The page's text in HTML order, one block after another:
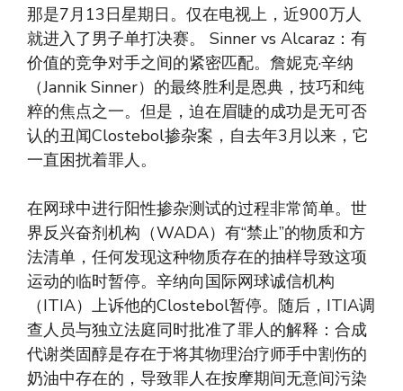
那是7月13日星期日。仅在电视上，近900万人
就进入了男子单打决赛。 Sinner vs Alcaraz：有
价值的竞争对手之间的紧密匹配。詹妮克·辛纳
（Jannik Sinner）的最终胜利是恩典，技巧和纯
粹的焦点之一。但是，迫在眉睫的成功是无可否
认的丑闻Clostebol掺杂案，自去年3月以来，它
一直困扰着罪人。
在网球中进行阳性掺杂测试的过程非常简单。世
界反兴奋剂机构（WADA）有“禁止”的物质和方
法清单，任何发现这种物质存在的抽样导致这项
运动的临时暂停。辛纳向国际网球诚信机构
（ITIA）上诉他的Clostebol暂停。随后，ITIA调
查人员与独立法庭同时批准了罪人的解释：合成
代谢类固醇是存在于将其物理治疗师手中割伤的
奶油中存在的，导致罪人在按摩期间无意间污染